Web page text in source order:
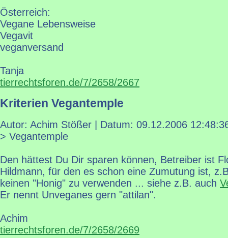
Österreich:
Vegane Lebensweise
Vegavit
veganversand
Tanja
tierrechtsforen.de/7/2658/2667
Kriterien Vegantemple
Autor: Achim Stößer | Datum: 09.12.2006
> Vegantemple
Den hättest Du Dir sparen können, Betreiber ist
Hildmann, für den es schon eine Zumutung ist,
keinen "Honig" zu verwenden ... siehe z.B. auch
Er nennt Unveganes gern "attilan".
Achim
tierrechtsforen.de/7/2658/2669